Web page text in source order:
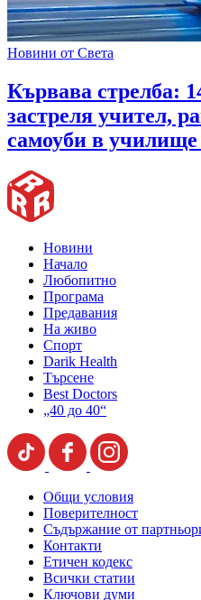
Новини от Света
Кървава стрелба:
застреля учител,
самоуби в
Новини
Начало
Любопитно
Програма
Предавания
На живо
Спорт
Darik Health
Търсене
Best Doctors
„40 до 40“
Общи условия
Поверителност
Съдържание от
Контакти
Етичен кодекс
Всички статии
Ключови думи